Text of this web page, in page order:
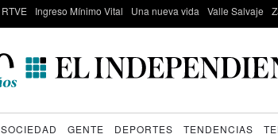
RTVE Ingreso Mínimo Vital Una nueva vida Valle Salvaje
SOCIEDAD GENTE DEPORTES TENDENCIAS